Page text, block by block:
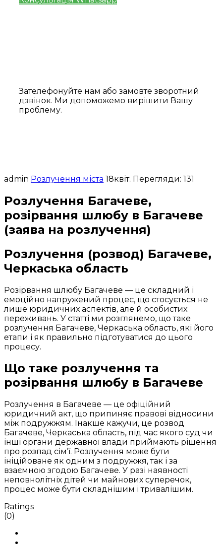
Зателефонуйте нам або замовте зворотний
дзвінок. Ми допоможемо вирішити Вашу
проблему.
admin Розлучення міста 18квіт. Перегляди: 131
Розлучення Багачеве,
розірвання шлюбу в Багачеве
(заява на розлучення)
Розлучення (розвод) Багачеве,
Черкаська область
Розірвання шлюбу Багачеве — це складний і
емоційно напружений процес, що стосується не
лише юридичних аспектів, але й особистих
переживань. У статті ми розглянемо, що таке
розлучення Багачеве, Черкаська область, які його
етапи і як правильно підготуватися до цього
процесу.
Що таке розлучення та
розірвання шлюбу в Багачеве
Розлучення в Багачеве — це офіційний
юридичний акт, що припиняє правові відносини
між подружжям. Інакше кажучи, це розвод
Багачеве, Черкаська область, під час якого суд чи
інші органи державної влади приймають рішення
про розпад сім’ї. Розлучення може бути
ініційоване як одним з подружжя, так і за
взаємною згодою Багачеве. У разі наявності
неповнолітніх дітей чи майнових суперечок,
процес може бути складнішим і тривалішим.
Ratings
(0)